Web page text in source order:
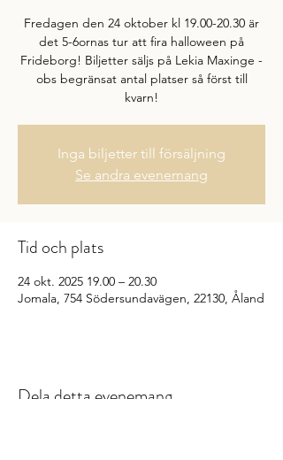
Fredagen den 24 oktober kl 19.00-20.30 är
det 5-6ornas tur att fira halloween på
Frideborg! Biljetter säljs på Lekia Maxinge -
obs begränsat antal platser så först till
kvarn!
Inga biljetter till försäljning
Se andra evenemang
Tid och plats
24 okt. 2025 19.00 – 20.30
Jomala, 754 Södersundavägen, 22130, Åland
Dela detta evenemang